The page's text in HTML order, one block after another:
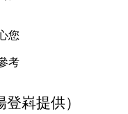
您
考
登嵙提供）